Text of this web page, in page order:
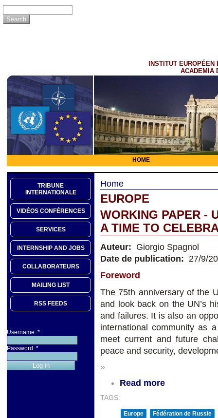
INSTITUT EUROPÉEN
ACADEMIA
HOME
TRIBUNE
INTERNATIONALE
VIDÉOS CONFÉRENCES
SERVICES
INTERNSHIP AND JOBS
COLLABORATEURS
MAILING LIST
RSS FEEDS
Username: *
Password: *
Home
EUROPE
WORKING PAPER -
A TIME TO
Auteur: Giorgio Spagnol
Date de publication: 27/9/
Foreword
The 75th anniversary of the
and look back on the UN’s
and failures. It is also an
international community as
meet current and future
peace and security,
»
Read more
TAGS:
Europe
Fédération de Russie